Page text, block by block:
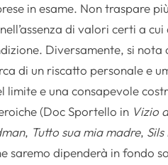
in esame. Non traspare
di valori certi a
Diversamente, si
di un riscatto personale e
limite e una consapevole
(Doc Sportello in Vizio
, Tutto sua mia madre,
saremo dipenderà in fondo